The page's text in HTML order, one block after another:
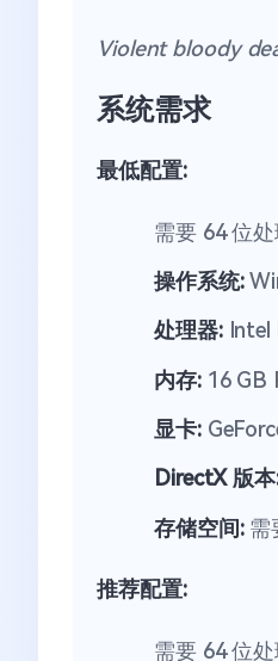
Violent bloody
系统需求
最低配置:
需要 64 位
操作系统:
处理器:Intel
内存:16 GB
显卡:
DirectX 版
存储空间:需
推荐配置:
需要 64 位